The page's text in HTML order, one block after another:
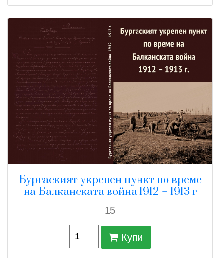
Бургаският укрепен пункт по време
на Балканската война 1912 – 1913 г
15
Купи